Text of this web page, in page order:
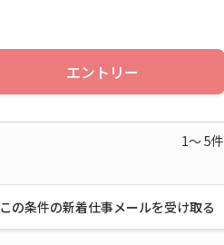
エントリー
1～5件
この条件の新着仕事メールを受け取る